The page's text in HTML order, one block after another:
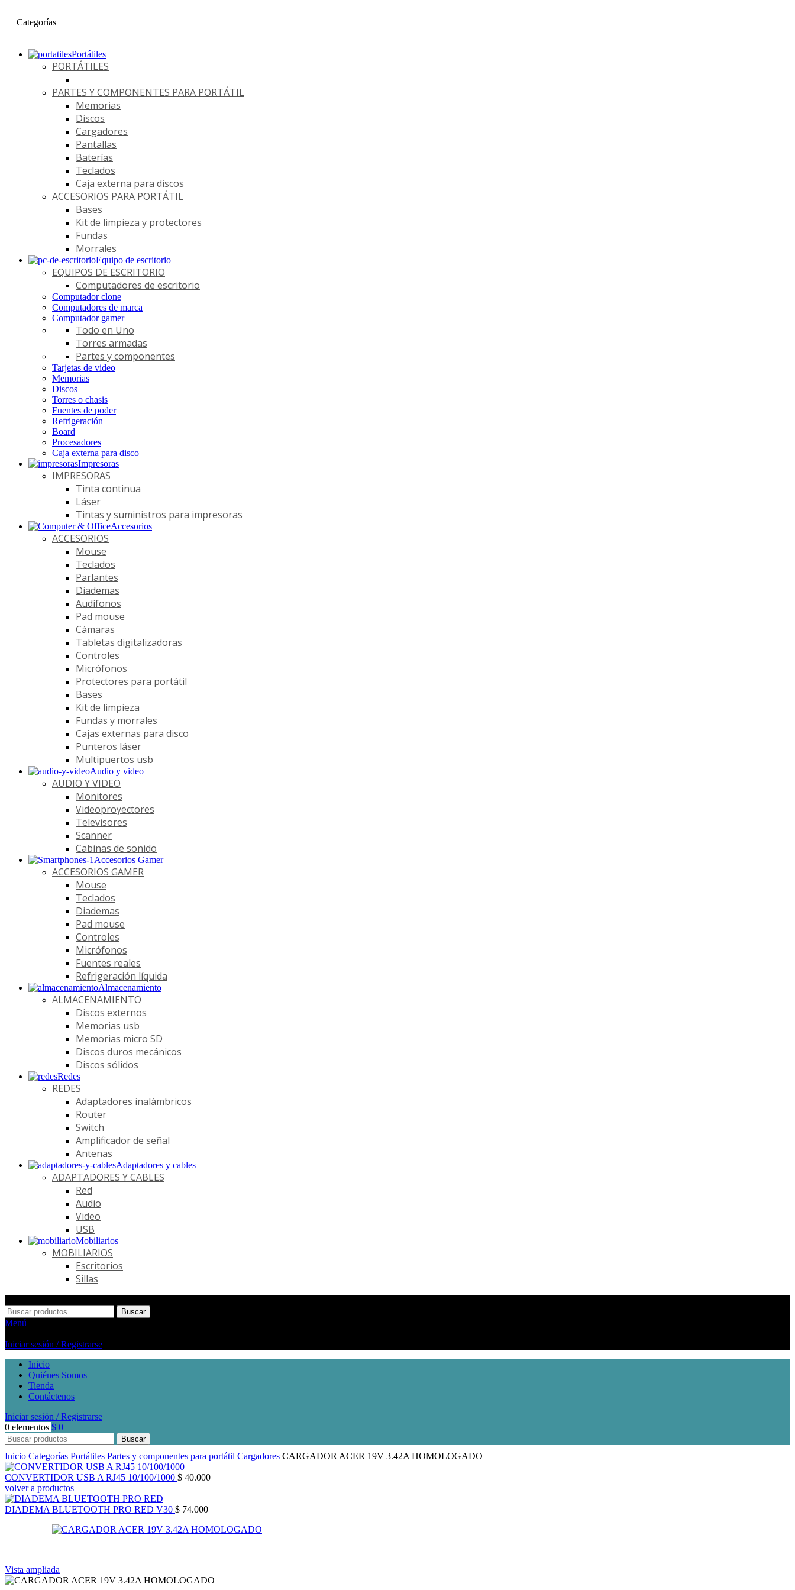
Categorías
Portátiles
PORTÁTILES
PARTES Y COMPONENTES PARA PORTÁTIL
Memorias
Discos
Cargadores
Pantallas
Baterías
Teclados
Caja externa para discos
ACCESORIOS PARA PORTÁTIL
Bases
Kit de limpieza y protectores
Fundas
Morrales
Equipo de escritorio
EQUIPOS DE ESCRITORIO
Computadores de escritorio
Computador clone
Computadores de marca
Computador gamer
Todo en Uno
Torres armadas
Partes y componentes
Tarjetas de video
Memorias
Discos
Torres o chasis
Fuentes de poder
Refrigeración
Board
Procesadores
Caja externa para disco
Impresoras
IMPRESORAS
Tinta continua
Láser
Tintas y suministros para impresoras
Accesorios
ACCESORIOS
Mouse
Teclados
Parlantes
Diademas
Audífonos
Pad mouse
Cámaras
Tabletas digitalizadoras
Controles
Micrófonos
Protectores para portátil
Bases
Kit de limpieza
Fundas y morrales
Cajas externas para disco
Punteros láser
Multipuertos usb
Audio y video
AUDIO Y VIDEO
Monitores
Videoproyectores
Televisores
Scanner
Cabinas de sonido
Accesorios Gamer
ACCESORIOS GAMER
Mouse
Teclados
Diademas
Pad mouse
Controles
Micrófonos
Fuentes reales
Refrigeración líquida
Almacenamiento
ALMACENAMIENTO
Discos externos
Memorias usb
Memorias micro SD
Discos duros mecánicos
Discos sólidos
Redes
REDES
Adaptadores inalámbricos
Router
Switch
Amplificador de señal
Antenas
Adaptadores y cables
ADAPTADORES Y CABLES
Red
Audio
Video
USB
Mobiliarios
MOBILIARIOS
Escritorios
Sillas
Buscar
Menú
Iniciar sesión / Registrarse
Inicio
Quiénes Somos
Tienda
Contáctenos
Iniciar sesión / Registrarse
0 elementos $ 0
Buscar
Inicio Categorías Portátiles Partes y componentes para portátil Cargadores CARGADOR ACER 19V 3.42A HOMOLOGADO
CONVERTIDOR USB A RJ45 10/100/1000 $ 40.000
volver a productos
DIADEMA BLUETOOTH PRO RED V30 $ 74.000
Vista ampliada